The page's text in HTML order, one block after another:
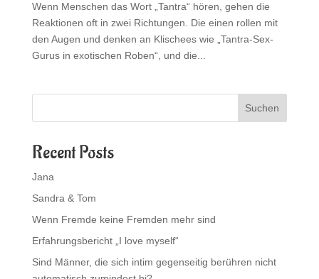
Wenn Menschen das Wort „Tantra“ hören, gehen die
Reaktionen oft in zwei Richtungen. Die einen rollen mit
den Augen und denken an Klischees wie „Tantra-Sex-
Gurus in exotischen Roben“, und die...
Suchen
Recent Posts
Jana
Sandra & Tom
Wenn Fremde keine Fremden mehr sind
Erfahrungsbericht „I love myself“
Sind Männer, die sich intim gegenseitig berühren nicht